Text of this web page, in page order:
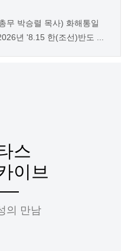
무 박승렬 목사) 화해통일
년 '8.15 한(조선)반도 ...
스
이브
의 만남